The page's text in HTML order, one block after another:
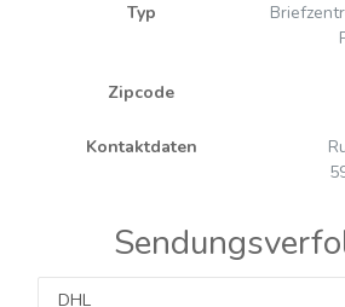
Typ
Zipcode
Kontaktdaten